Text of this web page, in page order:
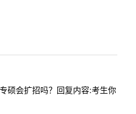
硕会扩招吗？回复内容:考生你